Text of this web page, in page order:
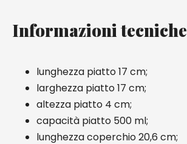
Informazioni tecniche
lunghezza piatto 17 cm;
larghezza piatto 17 cm;
altezza piatto 4 cm;
capacità piatto 500 ml;
lunghezza coperchio 20,6 cm;